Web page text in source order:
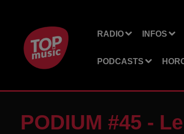
RADIO INFOS
PODCASTS
PODIUM #45 -